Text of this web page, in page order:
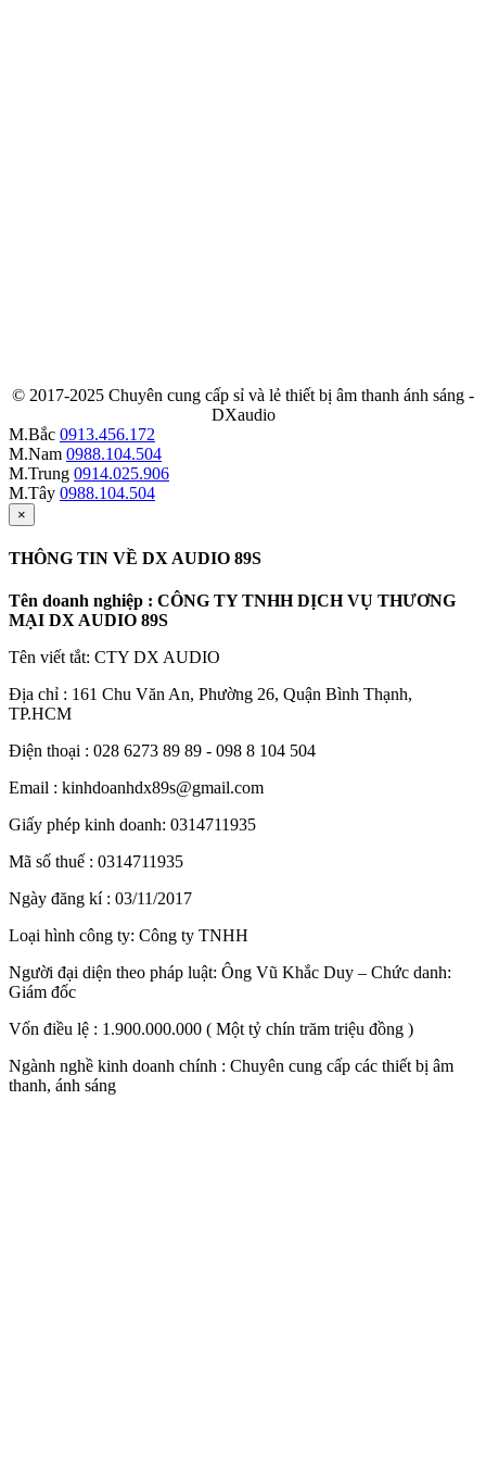
© 2017-2025 Chuyên cung cấp sỉ và lẻ thiết bị âm thanh ánh sáng -
DXaudio
M.Bắc 0913.456.172
M.Nam 0988.104.504
M.Trung 0914.025.906
M.Tây 0988.104.504
×
THÔNG TIN VỀ DX AUDIO 89S
Tên doanh nghiệp : CÔNG TY TNHH DỊCH VỤ THƯƠNG
MẠI DX AUDIO 89S
Tên viết tắt: CTY DX AUDIO
Địa chỉ : 161 Chu Văn An, Phường 26, Quận Bình Thạnh,
TP.HCM
Điện thoại : 028 6273 89 89 - 098 8 104 504
Email : kinhdoanhdx89s@gmail.com
Giấy phép kinh doanh: 0314711935
Mã số thuế : 0314711935
Ngày đăng kí : 03/11/2017
Loại hình công ty: Công ty TNHH
Người đại diện theo pháp luật: Ông Vũ Khắc Duy – Chức danh:
Giám đốc
Vốn điều lệ : 1.900.000.000 ( Một tỷ chín trăm triệu đồng )
Ngành nghề kinh doanh chính : Chuyên cung cấp các thiết bị âm
thanh, ánh sáng